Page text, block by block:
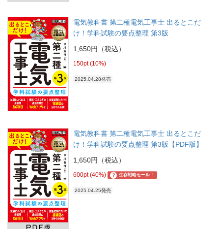
電気教科書 第二種電気工事士 出るとこだ
け！学科試験の要点整理 第3版
1,650円（税込）
150pt (10%)
2025.04.28発売
電気教科書 第二種電気工事士 出るとこだ
け！学科試験の要点整理 第3版【PDF版】
1,650円（税込）
600pt (40%) ? 生存戦略セール！
2025.04.25発売